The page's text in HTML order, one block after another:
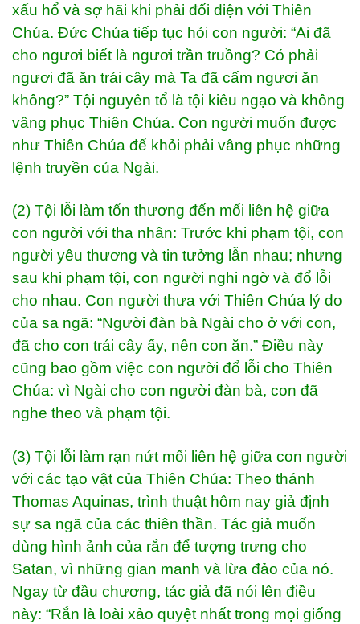
xấu hổ và sợ hãi khi phải đối diện với Thiên
Chúa. Đức Chúa tiếp tục hỏi con người: “Ai đã
cho ngươi biết là ngươi trần truồng? Có phải
ngươi đã ăn trái cây mà Ta đã cấm ngươi ăn
không?” Tội nguyên tổ là tội kiêu ngạo và không
vâng phục Thiên Chúa. Con người muốn được
như Thiên Chúa để khỏi phải vâng phục những
lệnh truyền của Ngài.
(2) Tội lỗi làm tổn thương đến mối liên hệ giữa
con người với tha nhân: Trước khi phạm tội, con
người yêu thương và tin tưởng lẫn nhau; nhưng
sau khi phạm tội, con người nghi ngờ và đổ lỗi
cho nhau. Con người thưa với Thiên Chúa lý do
của sa ngã: “Người đàn bà Ngài cho ở với con,
đã cho con trái cây ấy, nên con ăn.” Điều này
cũng bao gồm việc con người đổ lỗi cho Thiên
Chúa: vì Ngài cho con người đàn bà, con đã
nghe theo và phạm tội.
(3) Tội lỗi làm rạn nứt mối liên hệ giữa con người
với các tạo vật của Thiên Chúa: Theo thánh
Thomas Aquinas, trình thuật hôm nay giả định
sự sa ngã của các thiên thần. Tác giả muốn
dùng hình ảnh của rắn để tượng trưng cho
Satan, vì những gian manh và lừa đảo của nó.
Ngay từ đầu chương, tác giả đã nói lên điều
này: “Rắn là loài xảo quyệt nhất trong mọi giống